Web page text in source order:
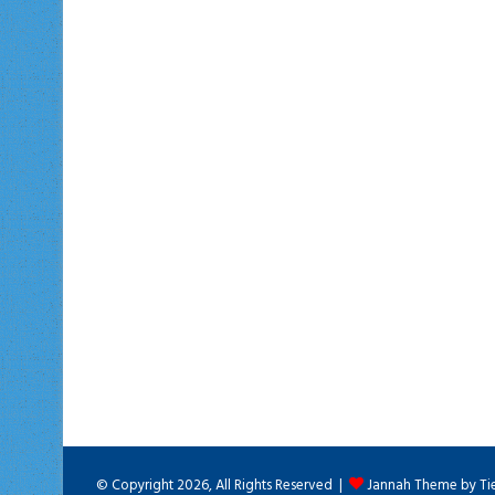
© Copyright 2026, All Rights Reserved | Jannah Theme by